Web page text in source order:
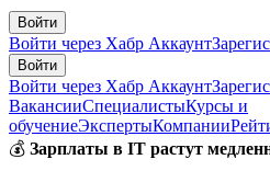
Войти
Войти через Хабр Аккаунт
Войти
Войти через Хабр Аккаунт
ВакансииСпециалистыКурсы и
обучениеЭкспертыКомпании
💰 Зарплаты в IT растут